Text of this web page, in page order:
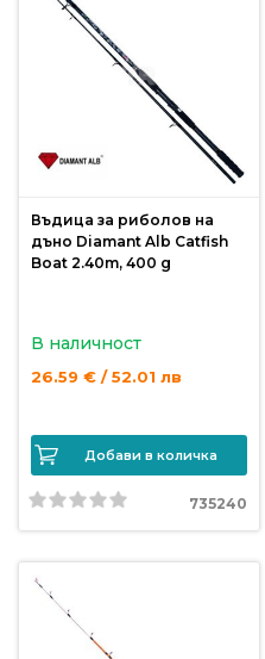
Въдица за риболов на
дъно Diamant Alb Catfish
Boat 2.40m, 400 g
В наличност
26.59 € / 52.01 лв
Добави в количка
735240